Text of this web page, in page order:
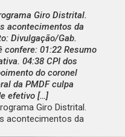
Giro Distrital.
acontecimentos da
Divulgação/Gab.
confere: 01:22 Resumo
04:38 CPI dos
do coronel
da PMDF culpa
efetivo […]
Giro Distrital.
acontecimentos da